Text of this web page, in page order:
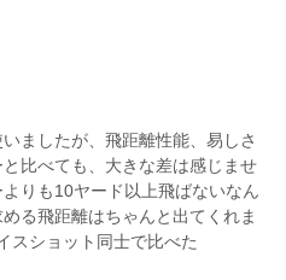
ましたが、飛距離性能、易しさ
比べても、大きな差は感じませ
りも10ヤード以上飛ばないなん
る飛距離はちゃんと出てくれま
スショット同士で比べた